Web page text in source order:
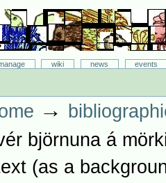
wiki news
events
→
björnuna á
(as a